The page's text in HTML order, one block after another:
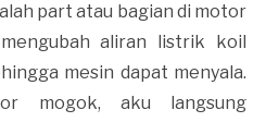
part atau bagian di motor
aliran listrik koil
mesin dapat menyala.
mogok, aku langsung